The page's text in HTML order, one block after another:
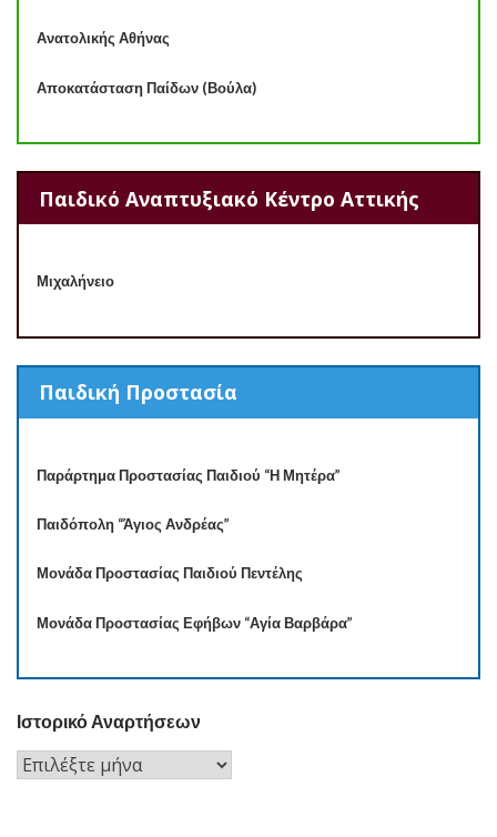
Ανατολικής Αθήνας
Αποκατάσταση Παίδων (Βούλα)
Παιδικό Αναπτυξιακό Κέντρο Αττικής
Μιχαλήνειο
Παιδική Προστασία
Παράρτημα Προστασίας Παιδιού “Η Μητέρα”
Παιδόπολη “Άγιος Ανδρέας”
Μονάδα Προστασίας Παιδιού Πεντέλης
Μονάδα Προστασίας Εφήβων “Αγία Βαρβάρα”
Ιστορικό Αναρτήσεων
Ιστορικό